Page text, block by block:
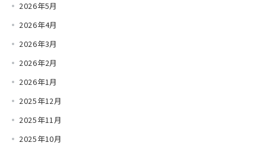
2026年5月
2026年4月
2026年3月
2026年2月
2026年1月
2025年12月
2025年11月
2025年10月